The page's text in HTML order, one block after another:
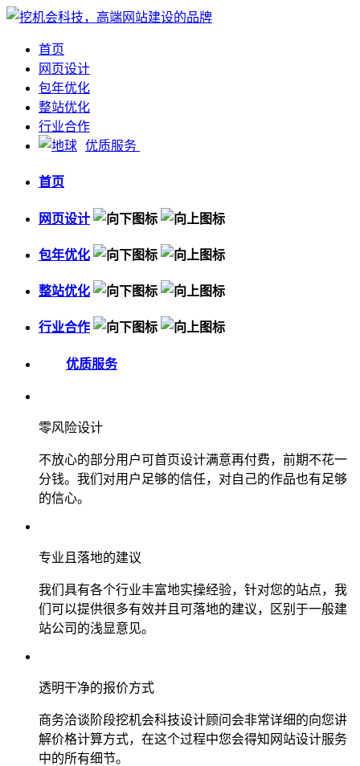
首页
网页设计
包年优化
整站优化
行业合作
优质服务
首页
网页设计
包年优化
整站优化
行业合作
优质服务
零风险设计
不放心的部分用户可首页设计满意再付费，前期不花一
分钱。我们对用户足够的信任，对自己的作品也有足够
的信心。
专业且落地的建议
我们具有各个行业丰富地实操经验，针对您的站点，我
们可以提供很多有效并且可落地的建议，区别于一般建
站公司的浅显意见。
透明干净的报价方式
商务洽谈阶段挖机会科技设计顾问会非常详细的向您讲
解价格计算方式，在这个过程中您会得知网站设计服务
中的所有细节。